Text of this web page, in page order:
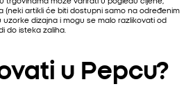
(neki artikli će biti dostupni samo na određenim
dizajna i mogu se malo razlikovati od
do isteka zaliha.
u Pepcu?